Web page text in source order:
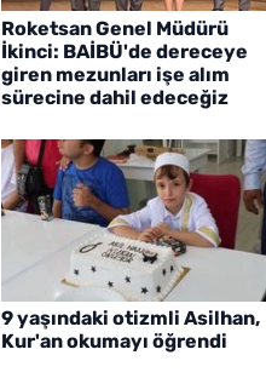
Roketsan Genel Müdürü
İkinci: BAİBÜ'de dereceye
giren mezunları işe alım
sürecine dahil edeceğiz
9 yaşındaki otizmli Asilhan,
Kur'an okumayı öğrendi